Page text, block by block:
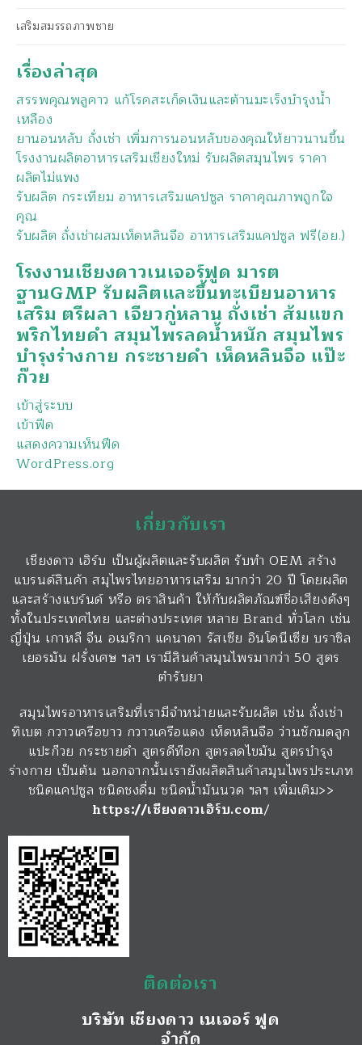
เสริมสมรรถภาพชาย
เรื่องล่าสุด
สรรพคุณพลูคาว แก้โรคสะเก็ดเงินและต้านมะเร็งบำรุงน้ำ
เหลือง
ยานอนหลับ ถั่งเช่า เพิ่มการนอนหลับของคุณให้ยาวนานขึ้น
โรงงานผลิตอาหารเสริมเชียงใหม่ รับผลิตสมุนไพร ราคา
ผลิตไม่แพง
รับผลิต กระเทียม อาหารเสริมแคปซูล ราคาคุณภาพถูกใจ
คุณ
รับผลิต ถั่งเช่าผสมเห็ดหลินจือ อาหารเสริมแคปซูล ฟรี(อย.)
โรงงานเชียงดาวเนเจอร์ฟูด มารต
ฐานGMP รับผลิตและขึ้นทะเบียนอาหาร
เสริม ตรีผลา เจียวกู่หลาน ถั่งเช่า ส้มแขก
พริกไทยดำ สมุนไพรลดน้ำหนัก สมุนไพร
บำรุงร่างกาย กระชายดำ เห็ดหลินจือ แป๊ะ
ก๊วย
เข้าสู่ระบบ
เข้าฟีด
แสดงความเห็นฟีด
WordPress.org
เกี่ยวกับเรา
เชียงดาว เฮิร์บ เป็นผู้ผลิตและรับผลิต รับทำ OEM สร้าง
แบรนด์สินค้า สมุไพรไทยอาหารเสริม มากว่า 20 ปี โดยผลิต
และสร้างแบร์นด์ หรือ ตราสินค้า ให้กับผลิตภัณฑ์ชื่อเสียงดังๆ
ทั้งในประเทศไทย และต่างประเทศ หลาย Brand ทั่วโลก เช่น
ญี่ปุ่น เกาหลี จีน อเมริกา แคนาดา รัสเซีย อินโดนีเซีย บราซิล
เยอรมัน ฝรั่งเศษ ฯลฯ เรามีสินค้าสมุนไพรมากว่า 50 สูตร
ตำรับยา
สมุนไพรอาหารเสริมที่เรามีจำหน่ายและรับผลิต เช่น ถั่งเช่า
ทิเบต กวาวเครือขาว กวาวเครือแดง เห็ดหลินจือ ว่านชักมดลูก
แปะก๊วย กระชายดำ สูตรดีท๊อก สูตรลดไขมัน สูตรบำรุง
ร่างกาย เป็นต้น นอกจากนั้นเรายังผลิตสินค้าสมุนไพรประเภท
ชนิดแคปซูล ชนิดชงดื่ม ชนิดน้ำมันนวด ฯลฯ เพิ่มเติม>>
https://เชียงดาวเฮิร์บ.com/
ติดต่อเรา
บริษัท เชียงดาว เนเจอร์ ฟูด
จำกัด